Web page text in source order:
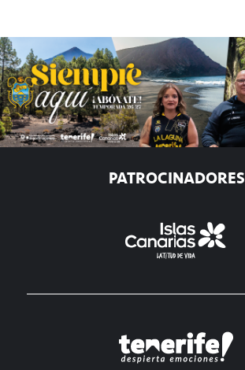
PATROCINADORES